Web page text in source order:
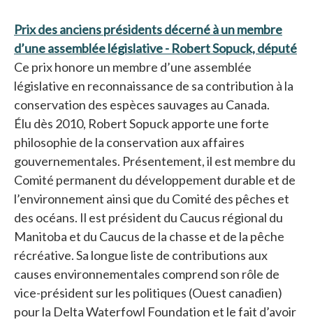
Prix des anciens présidents décerné à un membre
d’une assemblée législative - Robert Sopuck, député
Ce prix honore un membre d’une assemblée
législative en reconnaissance de sa contribution à la
conservation des espèces sauvages au Canada.
Élu dès 2010, Robert Sopuck apporte une forte
philosophie de la conservation aux affaires
gouvernementales. Présentement, il est membre du
Comité permanent du développement durable et de
l’environnement ainsi que du Comité des pêches et
des océans. Il est président du Caucus régional du
Manitoba et du Caucus de la chasse et de la pêche
récréative. Sa longue liste de contributions aux
causes environnementales comprend son rôle de
vice-président sur les politiques (Ouest canadien)
pour la Delta Waterfowl Foundation et le fait d’avoir